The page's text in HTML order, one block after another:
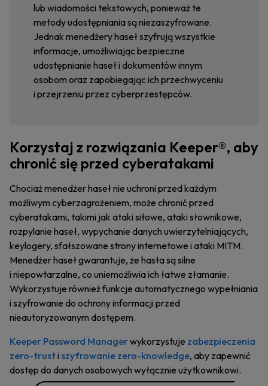
lub wiadomości tekstowych, ponieważ te
metody udostępniania są niezaszyfrowane.
Jednak menedżery haseł szyfrują wszystkie
informacje, umożliwiając bezpieczne
udostępnianie haseł i dokumentów innym
osobom oraz zapobiegając ich przechwyceniu
i przejrzeniu przez cyberprzestępców.
Korzystaj z rozwiązania Keeper®, aby
chronić się przed cyberatakami
Chociaż menedżer haseł nie uchroni przed każdym
możliwym cyberzagrożeniem, może chronić przed
cyberatakami, takimi jak ataki siłowe, ataki słownikowe,
rozpylanie haseł, wypychanie danych uwierzytelniających,
keylogery, sfałszowane strony internetowe i ataki MITM.
Menedżer haseł gwarantuje, że hasła są silne
i niepowtarzalne, co uniemożliwia ich łatwe złamanie.
Wykorzystuje również funkcje automatycznego wypełniania
i szyfrowanie do ochrony informacji przed
nieautoryzowanym dostępem.
Keeper Password Managerwykorzystuje zabezpieczenia
zero-trusti szyfrowanie zero-knowledge, aby zapewnić
dostęp do danych osobowych wyłącznie użytkownikowi.